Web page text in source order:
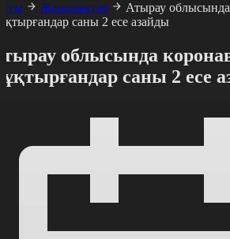
Жаңалықтар
Атырау
саны 2 есе азайды
облысында
саны 2 есе